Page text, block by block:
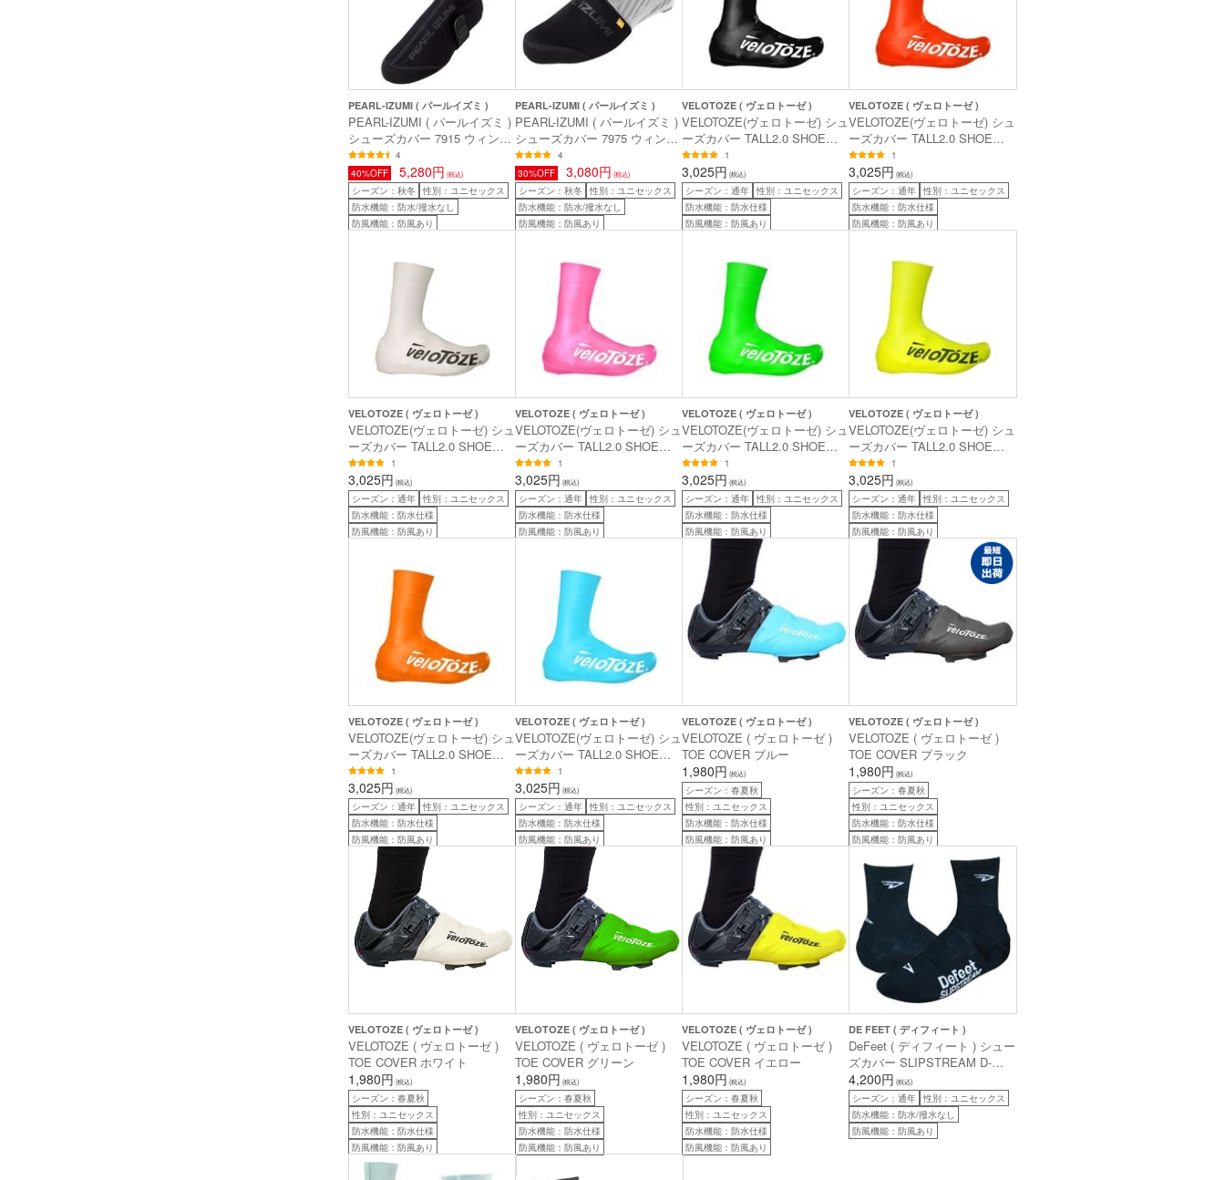
PEARL-IZUMI ( パールイズミ )
PEARL-IZUMI ( パールイズミ )
シューズカバー 7915 ウィンド
ブレーク ウィンター MTBシュ
ーズカバー ブラック M
4
40%OFF
5,280円 (税込)
シーズン：秋冬 性別：ユニセックス
防水機能：防水/撥水なし
防風機能：防風あり
PEARL-IZUMI ( パールイズミ )
PEARL-IZUMI ( パールイズミ )
シューズカバー 7975 ウィンド
ブレーク ライト トゥカバー ブ
ラック M
4
30%OFF
3,080円 (税込)
シーズン：秋冬 性別：ユニセックス
防水機能：防水/撥水なし
防風機能：防風あり
VELOTOZE ( ヴェロトーゼ )
VELOTOZE(ヴェロトーゼ) シュ
ーズカバー TALL2.0 SHOE
COVER ブラック M
1
3,025円 (税込)
シーズン：通年 性別：ユニセックス
防水機能：防水仕様
防風機能：防風あり
VELOTOZE ( ヴェロトーゼ )
VELOTOZE(ヴェロトーゼ) シュ
ーズカバー TALL2.0 SHOE
COVER レッド XL
1
3,025円 (税込)
シーズン：通年 性別：ユニセックス
防水機能：防水仕様
防風機能：防風あり
VELOTOZE ( ヴェロトーゼ )
VELOTOZE(ヴェロトーゼ) シュ
ーズカバー TALL2.0 SHOE
COVER ホワイト L
1
3,025円 (税込)
シーズン：通年 性別：ユニセックス
防水機能：防水仕様
防風機能：防風あり
VELOTOZE ( ヴェロトーゼ )
VELOTOZE(ヴェロトーゼ) シュ
ーズカバー TALL2.0 SHOE
COVER ピンク M
1
3,025円 (税込)
シーズン：通年 性別：ユニセックス
防水機能：防水仕様
防風機能：防風あり
VELOTOZE ( ヴェロトーゼ )
VELOTOZE(ヴェロトーゼ) シュ
ーズカバー TALL2.0 SHOE
COVER グリーン M
1
3,025円 (税込)
シーズン：通年 性別：ユニセックス
防水機能：防水仕様
防風機能：防風あり
VELOTOZE ( ヴェロトーゼ )
VELOTOZE(ヴェロトーゼ) シュ
ーズカバー TALL2.0 SHOE
COVER イエロー M
1
3,025円 (税込)
シーズン：通年 性別：ユニセックス
防水機能：防水仕様
防風機能：防風あり
VELOTOZE ( ヴェロトーゼ )
VELOTOZE(ヴェロトーゼ) シュ
ーズカバー TALL2.0 SHOE
COVER オレンジ S
1
3,025円 (税込)
シーズン：通年 性別：ユニセックス
防水機能：防水仕様
防風機能：防風あり
VELOTOZE ( ヴェロトーゼ )
VELOTOZE(ヴェロトーゼ) シュ
ーズカバー TALL2.0 SHOE
COVER ブルー M
1
3,025円 (税込)
シーズン：通年 性別：ユニセックス
防水機能：防水仕様
防風機能：防風あり
VELOTOZE ( ヴェロトーゼ )
VELOTOZE ( ヴェロトーゼ )
TOE COVER ブルー
1,980円 (税込)
シーズン：春夏秋
性別：ユニセックス
防水機能：防水仕様
防風機能：防風あり
VELOTOZE ( ヴェロトーゼ )
VELOTOZE ( ヴェロトーゼ )
TOE COVER ブラック
1,980円 (税込)
シーズン：春夏秋
性別：ユニセックス
防水機能：防水仕様
防風機能：防風あり
VELOTOZE ( ヴェロトーゼ )
VELOTOZE ( ヴェロトーゼ )
TOE COVER ホワイト
1,980円 (税込)
シーズン：春夏秋
性別：ユニセックス
防水機能：防水仕様
防風機能：防風あり
VELOTOZE ( ヴェロトーゼ )
VELOTOZE ( ヴェロトーゼ )
TOE COVER グリーン
1,980円 (税込)
シーズン：春夏秋
性別：ユニセックス
防水機能：防水仕様
防風機能：防風あり
VELOTOZE ( ヴェロトーゼ )
VELOTOZE ( ヴェロトーゼ )
TOE COVER イエロー
1,980円 (税込)
シーズン：春夏秋
性別：ユニセックス
防水機能：防水仕様
防風機能：防風あり
DE FEET ( ディフィート )
DeFeet ( ディフィート ) シュー
ズカバー SLIPSTREAM D-
LOGO ( スリップストリーム D-
ロゴ ) ブラック S/M (シューサ
イズ目安:25.0-27.0cm)
4,200円 (税込)
シーズン：通年 性別：ユニセックス
防水機能：防水/撥水なし
防風機能：防風あり